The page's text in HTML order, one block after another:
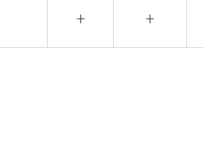
+ +